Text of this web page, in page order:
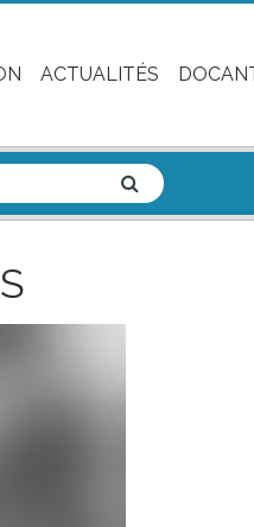
ACTUALITÉS